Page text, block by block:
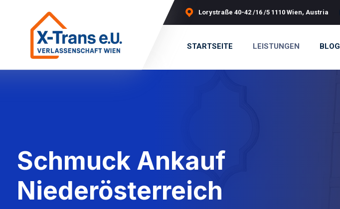
Lorystraße 40-42 /16 /5 1110 Wien, Austria
STARTSEITE LEISTUNGEN BLOG
Schmuck Ankauf
Niederösterreich